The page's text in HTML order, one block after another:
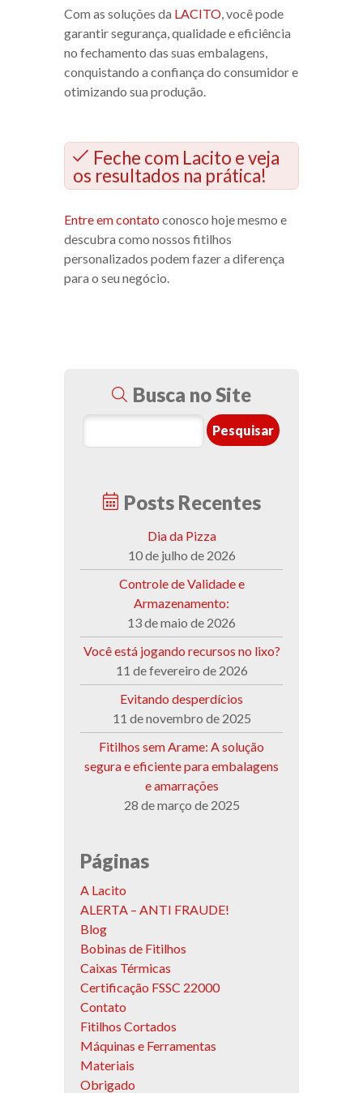
Com as soluções da LACITO, você pode
garantir segurança, qualidade e eficiência
no fechamento das suas embalagens,
conquistando a confiança do consumidor e
otimizando sua produção.
Feche com Lacito e veja
os resultados na prática!
Entre em contato conosco hoje mesmo e
descubra como nossos fitilhos
personalizados podem fazer a diferença
para o seu negócio.
Busca no Site
Posts Recentes
Dia da Pizza
10 de julho de 2026
Controle de Validade e
Armazenamento:
13 de maio de 2026
Você está jogando recursos no lixo?
11 de fevereiro de 2026
Evitando desperdícios
11 de novembro de 2025
Fitilhos sem Arame: A solução
segura e eficiente para embalagens
e amarrações
28 de março de 2025
Páginas
A Lacito
ALERTA – ANTI FRAUDE!
Blog
Bobinas de Fitilhos
Caixas Térmicas
Certificação FSSC 22000
Contato
Fitilhos Cortados
Máquinas e Ferramentas
Materiais
Obrigado